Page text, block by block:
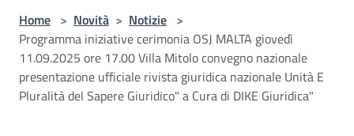
Home > Novità > Notizie >
Programma iniziative cerimonia OSJ MALTA giovedì
11.09.2025 ore 17.00 Villa Mitolo convegno nazionale
presentazione ufficiale rivista giuridica nazionale Unità E
Pluralità del Sapere Giuridico" a Cura di DIKE Giuridica"